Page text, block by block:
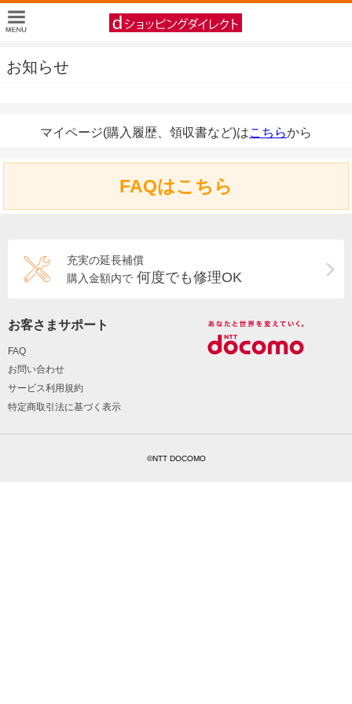
お知らせ
マイページ(購入履歴、領収書など)はこちらから
FAQはこちら
充実の延長補償
購入金額内で 何度でも修理OK
お客さまサポート
FAQ
お問い合わせ
サービス利用規約
特定商取引法に基づく表示
©NTT DOCOMO